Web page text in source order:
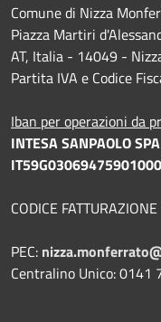
Comune di Nizza
Piazza Martiri
AT, Italia - 14049 -
Partita IVA e Codice
Iban per operazioni da
INTESA SANPAOLO SPA
CODICE
PEC:
Centralino Unico: 0141